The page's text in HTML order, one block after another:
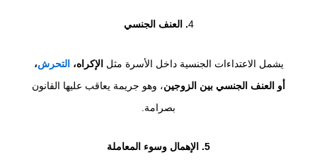
4. العنف الجنسي
يشمل الاعتداءات الجنسية داخل الأسرة مثل الإكراه، التحرش،
أو العنف الجنسي بين الزوجين، وهو جريمة يعاقب عليها القانون
بصرامة.
5. الإهمال وسوء المعاملة